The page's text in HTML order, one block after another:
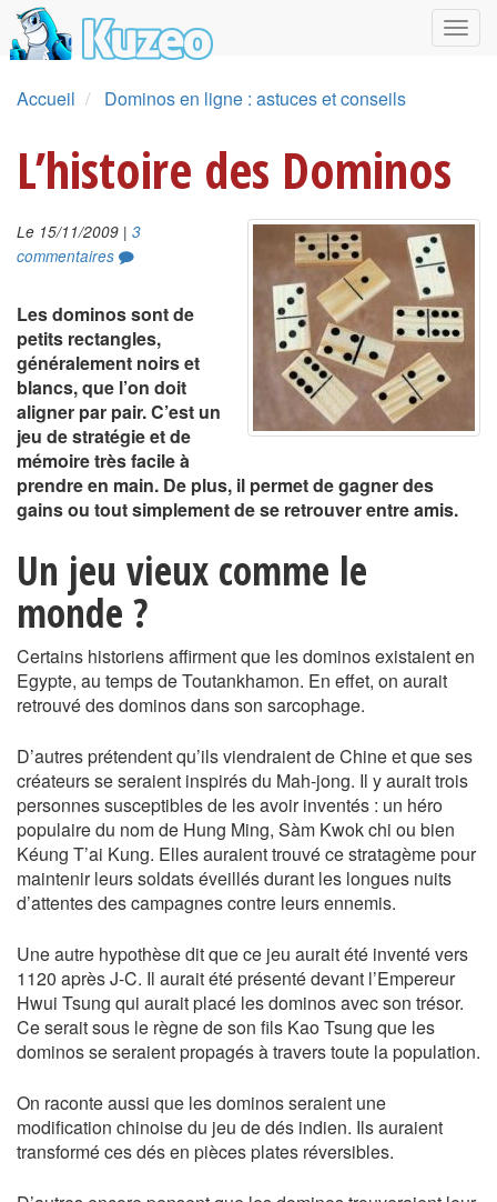
Accueil Dominos en ligne : astuces et conseils
L’histoire des Dominos
Le 15/11/2009 | 3
commentaires
Les dominos sont de
petits rectangles,
généralement noirs et
blancs, que l’on doit
aligner par pair. C’est un
jeu de stratégie et de
mémoire très facile à
prendre en main. De plus, il permet de gagner des
gains ou tout simplement de se retrouver entre amis.
Un jeu vieux comme le
monde ?
Certains historiens affirment que les dominos existaient en
Egypte, au temps de Toutankhamon. En effet, on aurait
retrouvé des dominos dans son sarcophage.
D’autres prétendent qu’ils viendraient de Chine et que ses
créateurs se seraient inspirés du Mah-jong. Il y aurait trois
personnes susceptibles de les avoir inventés : un héro
populaire du nom de Hung Ming, Sàm Kwok chi ou bien
Kéung T’ai Kung. Elles auraient trouvé ce stratagème pour
maintenir leurs soldats éveillés durant les longues nuits
d’attentes des campagnes contre leurs ennemis.
Une autre hypothèse dit que ce jeu aurait été inventé vers
1120 après J-C. Il aurait été présenté devant l’Empereur
Hwui Tsung qui aurait placé les dominos avec son trésor.
Ce serait sous le règne de son fils Kao Tsung que les
dominos se seraient propagés à travers toute la population.
On raconte aussi que les dominos seraient une
modification chinoise du jeu de dés indien. Ils auraient
transformé ces dés en pièces plates réversibles.